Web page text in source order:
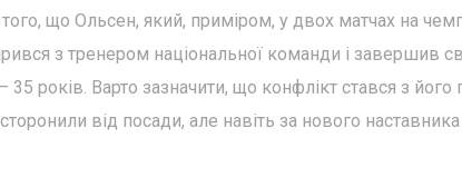
того, що Ольсен, який, приміром, у двох матчах на
з тренером національної команди і завершив
35 років. Варто зазначити, що конфлікт стався з
від посади, але навіть за нового